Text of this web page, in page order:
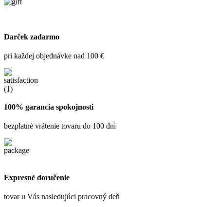
Darček zadarmo
pri každej objednávke nad 100 €
100% garancia spokojnosti
bezplatné vrátenie tovaru do 100 dní
Expresné doručenie
tovar u Vás nasledujúci pracovný deň